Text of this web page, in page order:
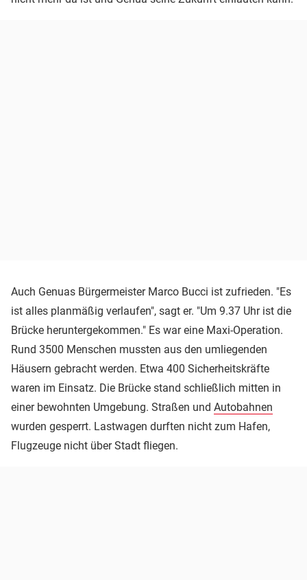
Auch Genuas Bürgermeister Marco Bucci ist zufrieden. "Es
ist alles planmäßig verlaufen", sagt er. "Um 9.37 Uhr ist die
Brücke heruntergekommen." Es war eine Maxi-Operation.
Rund 3500 Menschen mussten aus den umliegenden
Häusern gebracht werden. Etwa 400 Sicherheitskräfte
waren im Einsatz. Die Brücke stand schließlich mitten in
einer bewohnten Umgebung. Straßen und Autobahnen
wurden gesperrt. Lastwagen durften nicht zum Hafen,
Flugzeuge nicht über Stadt fliegen.